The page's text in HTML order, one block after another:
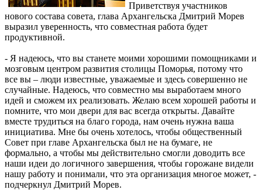
Приветствуя участников
нового состава совета, глава Архангельска Дмитрий Морев
выразил уверенность, что совместная работа будет
продуктивной.
- Я надеюсь, что вы станете моими хорошими помощниками и
мозговым центром развития столицы Поморья, потому что
все вы – люди известные, уважаемые и здесь совершенно не
случайные. Надеюсь, что совместно мы выработаем много
идей и сможем их реализовать. Желаю всем хорошей работы и
помните, что мои двери для вас всегда открыты. Давайте
вместе трудиться на благо города, нам очень нужна ваша
инициатива. Мне бы очень хотелось, чтобы общественный
Совет при главе Архангельска был не на бумаге, не
формально, а чтобы мы действительно смогли доводить все
наши идеи до логичного завершения, чтобы горожане видели
нашу работу и понимали, что эта организация многое может, -
подчеркнул Дмитрий Морев.